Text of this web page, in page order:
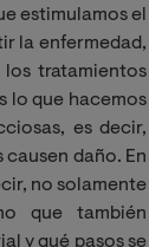
estimulamos el
la enfermedad,
los tratamientos
lo que hacemos
es decir,
daño. En
no solamente
que también
y qué pasos se